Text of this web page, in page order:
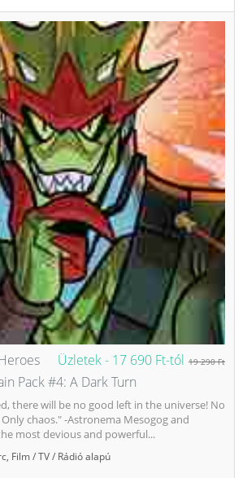
Üzletek - 17 690 Ft-tól 19 290 Ft
Pack #4: A Dark Turn
there will be no good left in the universe! No
chaos." -Astronema Mesogog and
most devious and powerful...
Film / TV / Rádió alapú